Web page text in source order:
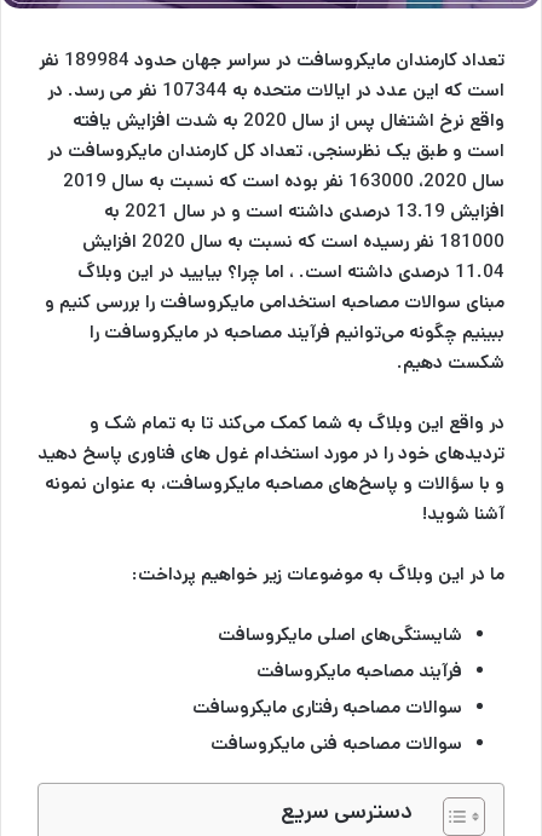
تعداد کارمندان مایکروسافت در سراسر جهان حدود 189984 نفر
است که این عدد در ایالات متحده به 107344 نفر می رسد. در
واقع نرخ اشتغال پس از سال 2020 به شدت افزایش یافته
است و طبق یک نظرسنجی، تعداد کل کارمندان مایکروسافت در
سال 2020، 163000 نفر بوده است که نسبت به سال 2019
افزایش 13.19 درصدی داشته است و در سال 2021 به
181000 نفر رسیده است که نسبت به سال 2020 افزایش
11.04 درصدی داشته است. ، اما چرا؟ بیایید در این وبلاگ
مبنای سوالات مصاحبه استخدامی مایکروسافت را بررسی کنیم و
ببینیم چگونه می‌توانیم فرآیند مصاحبه در مایکروسافت را
شکست دهیم.
در واقع این وبلاگ به شما کمک می‌کند تا به تمام شک و
تردیدهای خود را در مورد استخدام غول های فناوری پاسخ دهید
و با سؤالات و پاسخ‌های مصاحبه مایکروسافت، به عنوان نمونه
آشنا شوید!
ما در این وبلاگ به موضوعات زیر خواهیم پرداخت:
شایستگی‌های اصلی مایکروسافت
فرآیند مصاحبه مایکروسافت
سوالات مصاحبه رفتاری مایکروسافت
سوالات مصاحبه فنی مایکروسافت
دسترسی سریع